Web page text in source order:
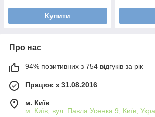
Купити
Про нас
94% позитивних з 754 відгуків за рік
Працює з 31.08.2016
м. Київ
м. Київ, вул. Павла Усенка 9, Київ,